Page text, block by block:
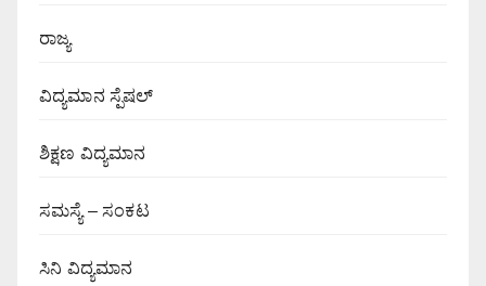
ರಾಜ್ಯ
ವಿದ್ಯಮಾನ ಸ್ಪೆಷಲ್
ಶಿಕ್ಷಣ ವಿದ್ಯಮಾನ
ಸಮಸ್ಯೆ – ಸಂಕಟ
ಸಿನಿ ವಿದ್ಯಮಾನ